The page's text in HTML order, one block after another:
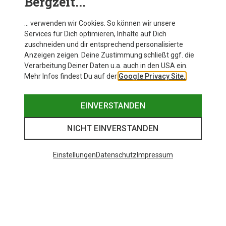
… verwenden wir Cookies. So können wir unsere
Services für Dich optimieren, Inhalte auf Dich
zuschneiden und dir entsprechend personalisierte
Anzeigen zeigen. Deine Zustimmung schließt ggf. die
Verarbeitung Deiner Daten u.a. auch in den USA ein.
Mehr Infos findest Du auf der Google Privacy Site.
EINVERSTANDEN
NICHT EINVERSTANDEN
EinstellungenDatenschutz Impressum